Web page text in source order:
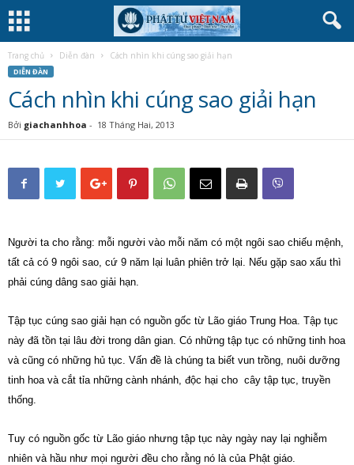
Trang chủ Diễn đàn Cách nhìn khi cúng sao giải hạn
DIỄN ĐÀN
Cách nhìn khi cúng sao giải hạn
Bởi giachanhhoa - 18 Tháng Hai, 2013
Người ta cho rằng: mỗi người vào mỗi năm có một ngôi sao chiếu mệnh,
tất cả có 9 ngôi sao, cứ 9 năm lại luân phiên trở lại. Nếu gặp sao xấu thì
phải cúng dâng sao giải hạn.
Tập tục cúng sao giải hạn có nguồn gốc từ Lão giáo Trung Hoa. Tập tục
này đã tồn tại lâu đời trong dân gian. Có những tập tục có những tinh hoa
và cũng có những hủ tục. Vấn đề là chúng ta biết vun trồng, nuôi dưỡng
tinh hoa và cắt tỉa những cành nhánh, độc hại cho cây tập tục, truyền
thống.
Tuy có nguồn gốc từ Lão giáo nhưng tập tục này ngày nay lại nghiễm
nhiên và hầu như mọi người đều cho rằng nó là của Phật giáo.